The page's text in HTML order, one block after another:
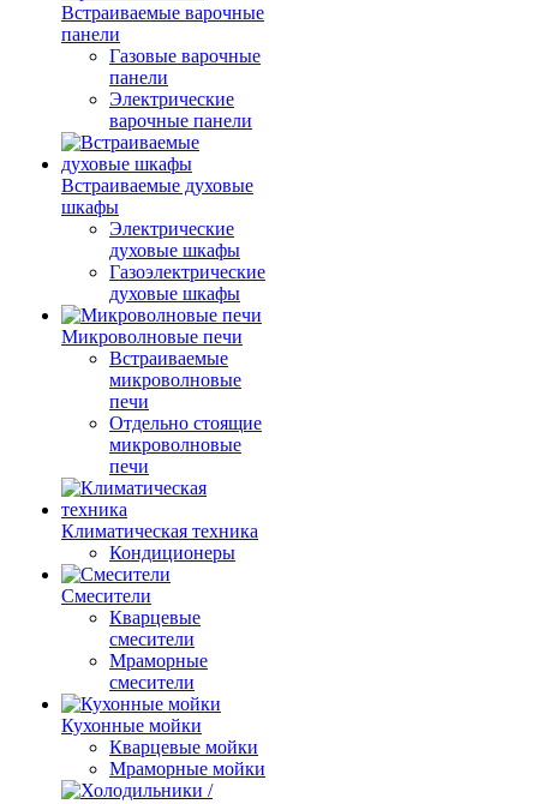
Встраиваемые варочные
панели
Газовые варочные
панели
Электрические
варочные панели
Встраиваемые духовые
шкафы
Электрические
духовые шкафы
Газоэлектрические
духовые шкафы
Микроволновые печи
Встраиваемые
микроволновые
печи
Отдельно стоящие
микроволновые
печи
Климатическая техника
Кондиционеры
Смесители
Кварцевые
смесители
Мраморные
смесители
Кухонные мойки
Кварцевые мойки
Мраморные мойки